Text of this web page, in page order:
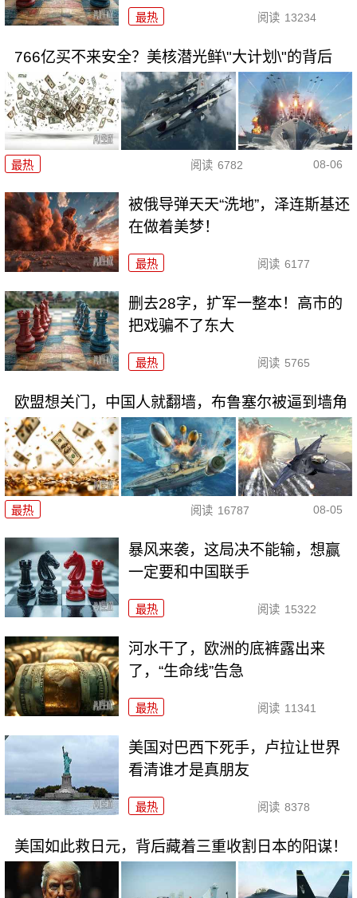
最热 阅读 13234
766亿买不来安全？美核潜光鲜\"大计划\"的背后
最热 阅读 6782 08-06
被俄导弹天天“洗地”，泽连斯基还
在做着美梦！
最热 阅读 6177
删去28字，扩军一整本！高市的
把戏骗不了东大
最热 阅读 5765
欧盟想关门，中国人就翻墙，布鲁塞尔被逼到墙角
最热 阅读 16787 08-05
暴风来袭，这局决不能输，想赢
一定要和中国联手
最热 阅读 15322
河水干了，欧洲的底裤露出来
了，“生命线”告急
最热 阅读 11341
美国对巴西下死手，卢拉让世界
看清谁才是真朋友
最热 阅读 8378
美国如此救日元，背后藏着三重收割日本的阳谋！